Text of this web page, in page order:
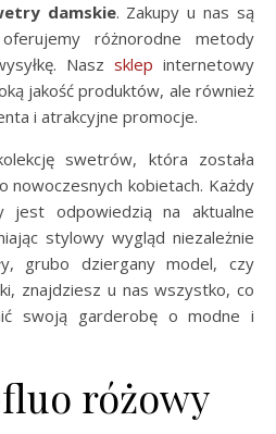
damskie. Zakupy u nas są
różnorodne metody
Nasz sklep internetowy
jakość produktów, ale również
i atrakcyjne promocje.
swetrów, która została
nowoczesnych kobietach. Każdy
odpowiedzią na aktualne
stylowy wygląd niezależnie
grubo dziergany model, czy
znajdziesz u nas wszystko, co
swoją garderobę o modne i
różowy